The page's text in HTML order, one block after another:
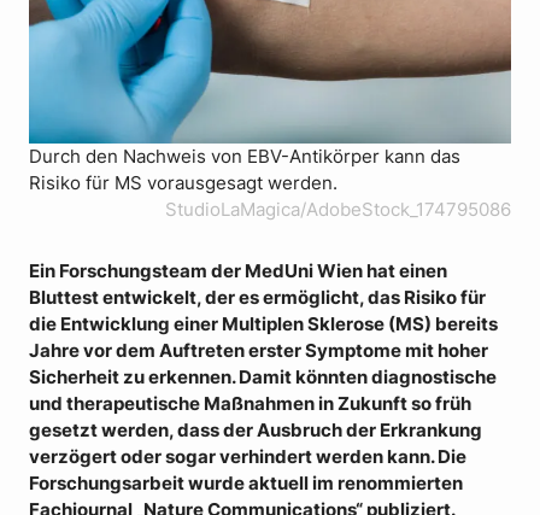
Durch den Nachweis von EBV-Antikörper kann das
Risiko für MS vorausgesagt werden.
StudioLaMagica/AdobeStock_174795086
Ein Forschungsteam der MedUni Wien hat einen
Bluttest entwickelt, der es ermöglicht, das Risiko für
die Entwicklung einer Multiplen Sklerose (MS) bereits
Jahre vor dem Auftreten erster Symptome mit hoher
Sicherheit zu erkennen. Damit könnten diagnostische
und therapeutische Maßnahmen in Zukunft so früh
gesetzt werden, dass der Ausbruch der Erkrankung
verzögert oder sogar verhindert werden kann. Die
Forschungsarbeit wurde aktuell im renommierten
Fachjournal „Nature Communications“ publiziert.